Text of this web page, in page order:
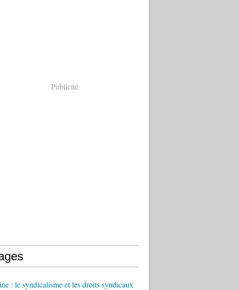
Publicité
: le syndicalisme et les droits syndicaux